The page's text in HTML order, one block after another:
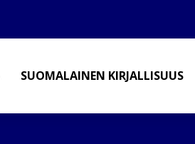
SUOMALAINEN KIRJALLISUUS